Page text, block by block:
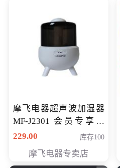
摩飞电器超声波加湿器
MF-J2301 会员专享价
168元
229.00 库存100
摩飞电器专卖店